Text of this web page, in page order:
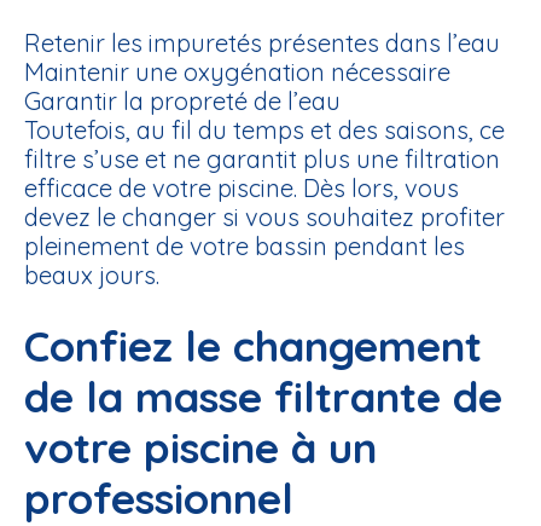
Retenir les impuretés présentes dans l’eau
Maintenir une oxygénation nécessaire
Garantir la propreté de l’eau
Toutefois, au fil du temps et des saisons, ce
filtre s’use et ne garantit plus une filtration
efficace de votre piscine. Dès lors, vous
devez le changer si vous souhaitez profiter
pleinement de votre bassin pendant les
beaux jours.
Confiez le changement
de la masse filtrante de
votre piscine à un
professionnel